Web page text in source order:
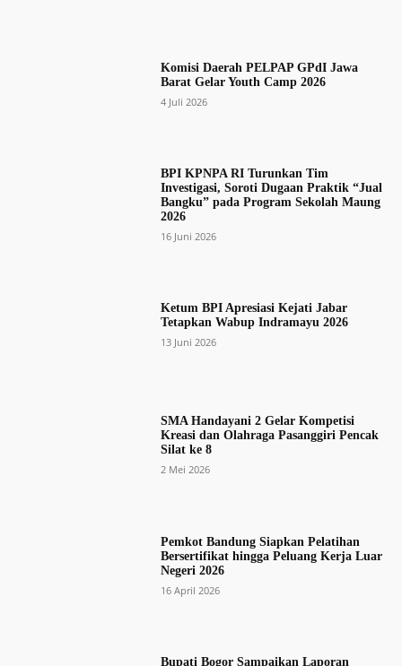
Komisi Daerah PELPAP GPdI Jawa
Barat Gelar Youth Camp 2026
4 Juli 2026
BPI KPNPA RI Turunkan Tim
Investigasi, Soroti Dugaan Praktik “Jual
Bangku” pada Program Sekolah Maung
2026
16 Juni 2026
Ketum BPI Apresiasi Kejati Jabar
Tetapkan Wabup Indramayu 2026
13 Juni 2026
SMA Handayani 2 Gelar Kompetisi
Kreasi dan Olahraga Pasanggiri Pencak
Silat ke 8
2 Mei 2026
Pemkot Bandung Siapkan Pelatihan
Bersertifikat hingga Peluang Kerja Luar
Negeri 2026
16 April 2026
Bupati Bogor Sampaikan Laporan